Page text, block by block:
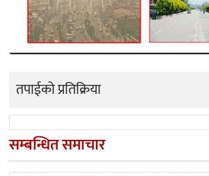
तपाईको प्रतिक्रिया
सम्बन्धित समाचार